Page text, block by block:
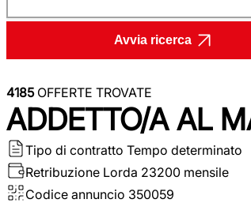
Avvia ricerca
4185OFFERTE TROVATE
ADDETTO/A AL
Tipo di contratto Tempo determinato
Retribuzione Lorda 23200 mensile
Codice annuncio 350059